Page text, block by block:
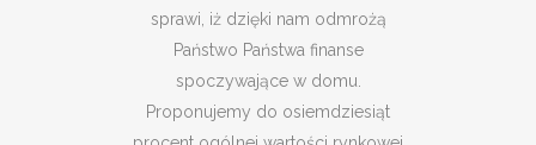
sprawi, iż dzięki nam odmrożą
Państwo Państwa finanse
spoczywające w domu.
Proponujemy do osiemdziesiąt